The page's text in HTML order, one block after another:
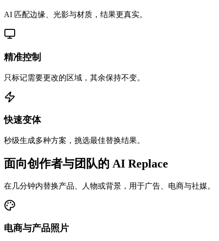
AI 匹配边缘、光影与材质，结果更真实。
精准控制
只标记需要更改的区域，其余保持不变。
快速变体
秒级生成多种方案，挑选最佳替换结果。
面向创作者与团队的 AI Replace
在几分钟内替换产品、人物或背景，用于广告、电商与社媒。
电商与产品照片